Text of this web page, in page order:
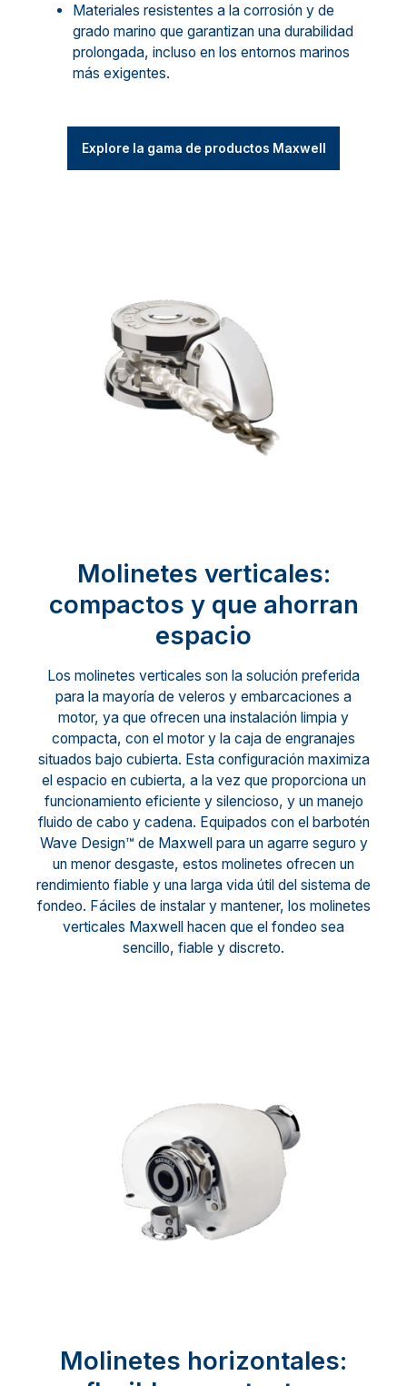
Materiales resistentes a la corrosión y de
grado marino que garantizan una durabilidad
prolongada, incluso en los entornos marinos
más exigentes.
Explore la gama de productos Maxwell
Molinetes verticales:
compactos y que ahorran
espacio
Los molinetes verticales son la solución preferida
para la mayoría de veleros y embarcaciones a
motor, ya que ofrecen una instalación limpia y
compacta, con el motor y la caja de engranajes
situados bajo cubierta. Esta configuración maximiza
el espacio en cubierta, a la vez que proporciona un
funcionamiento eficiente y silencioso, y un manejo
fluido de cabo y cadena. Equipados con el barbotén
Wave Design™ de Maxwell para un agarre seguro y
un menor desgaste, estos molinetes ofrecen un
rendimiento fiable y una larga vida útil del sistema de
fondeo. Fáciles de instalar y mantener, los molinetes
verticales Maxwell hacen que el fondeo sea
sencillo, fiable y discreto.
Molinetes horizontales: